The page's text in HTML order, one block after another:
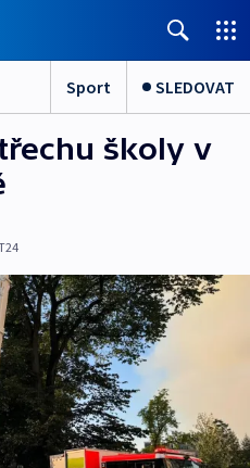
Sport SLEDOVAT
školy v